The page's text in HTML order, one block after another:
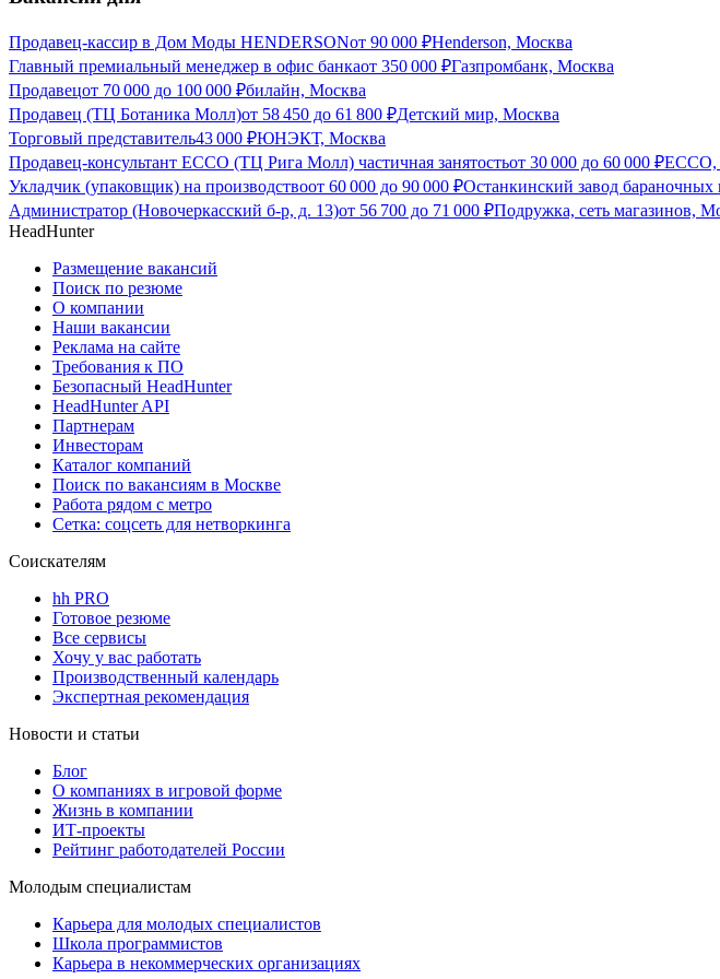
Продавец-кассир в Дом Моды HENDERSONот 90 000 ₽Henderson, Москва
Главный премиальный менеджер в офис банкаот 350 000 ₽Газпромбанк, Москва
Продавецот 70 000 до 100 000 ₽билайн, Москва
Продавец (ТЦ Ботаника Молл)от 58 450 до 61 800 ₽Детский мир, Москва
Торговый представитель43 000 ₽ЮНЭКТ, Москва
Продавец-консультант ECCO (ТЦ Рига Молл) частичная занятостьот 30 000 до 60 000 ₽
Укладчик (упаковщик) на производствоот 60 000 до 90 000 ₽Останкинский завод бараночных
Администратор (Новочеркасский б-р, д. 13)от 56 700 до 71 000 ₽Подружка, сеть магазинов,
HeadHunter
Размещение вакансий
Поиск по резюме
О компании
Наши вакансии
Реклама на сайте
Требования к ПО
Безопасный HeadHunter
HeadHunter API
Партнерам
Инвесторам
Каталог компаний
Поиск по вакансиям в Москве
Работа рядом с метро
Сетка: соцсеть для нетворкинга
Соискателям
hh PRO
Готовое резюме
Все сервисы
Хочу у вас работать
Производственный календарь
Экспертная рекомендация
Новости и статьи
Блог
О компаниях в игровой форме
Жизнь в компании
ИТ-проекты
Рейтинг работодателей России
Молодым специалистам
Карьера для молодых специалистов
Школа программистов
Карьера в некоммерческих организациях